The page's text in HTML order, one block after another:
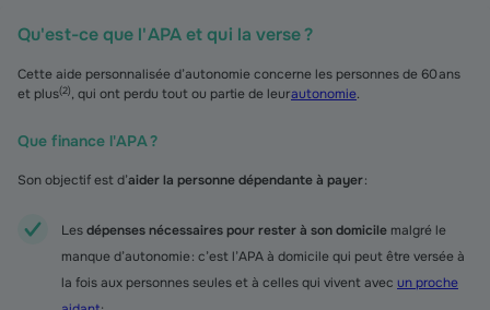
Qu'est-ce que l'APA et qui la verse ?
Cette aide personnalisée d’autonomie concerne les personnes de 60 ans
et plus(2), qui ont perdu tout ou partie de leurautonomie.
Que finance l'APA ?
Son objectif est d’aider la personne dépendante à payer:
Lesdépenses nécessaires pour rester à son domicile malgré le
manque d’autonomie : c’est l’APA à domicile qui peut être versée à
la fois aux personnes seules et à celles qui vivent avec un proche